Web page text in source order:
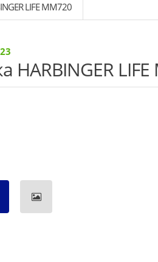
LIFE MM720
23
HARBINGER